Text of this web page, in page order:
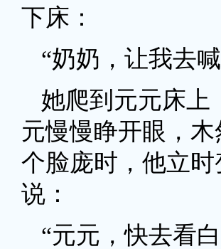
下床：
“奶奶，让我去
她爬到元元床上
元慢慢睁开眼，
个脸庞时，他立
说：
“元元，快去看